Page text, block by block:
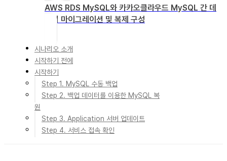
AWS RDS MySQL와 카카오클라우드 MySQL 간 데
이터 마이그레이션 및 복제 구성
시나리오 소개
시작하기 전에
시작하기
Step 1. MySQL 수동 백업
Step 2. 백업 데이터를 이용한 MySQL 복
원
Step 3. Application 서버 업데이트
Step 4. 서비스 접속 확인